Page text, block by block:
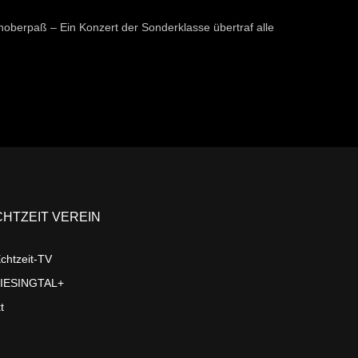
– Ein Konzert der Sonderklasse übertraf alle
VEREIN
TV